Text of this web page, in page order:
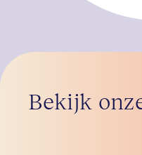
Bekijk